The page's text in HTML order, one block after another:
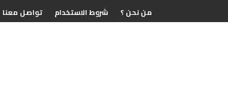
من نحن ؟ شروط الاستخدام تواصل معنا